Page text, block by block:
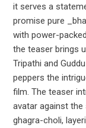
it serves a
promise pure
with power-
the teaser brings
Tripathi and
peppers the
film. The teaser
avatar against the
ghagra-choli,